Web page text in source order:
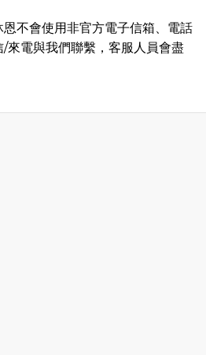
不會使用非官方電子信箱、電話
來電與我們聯繫，客服人員會盡